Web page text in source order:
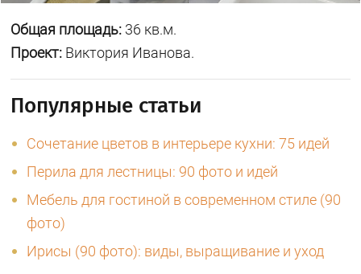
Общая площадь: 36 кв.м.
Проект: Виктория Иванова.
Популярные статьи
Сочетание цветов в интерьере кухни: 75 идей
Перила для лестницы: 90 фото и идей
Мебель для гостиной в современном стиле (90
фото)
Ирисы (90 фото): виды, выращивание и уход